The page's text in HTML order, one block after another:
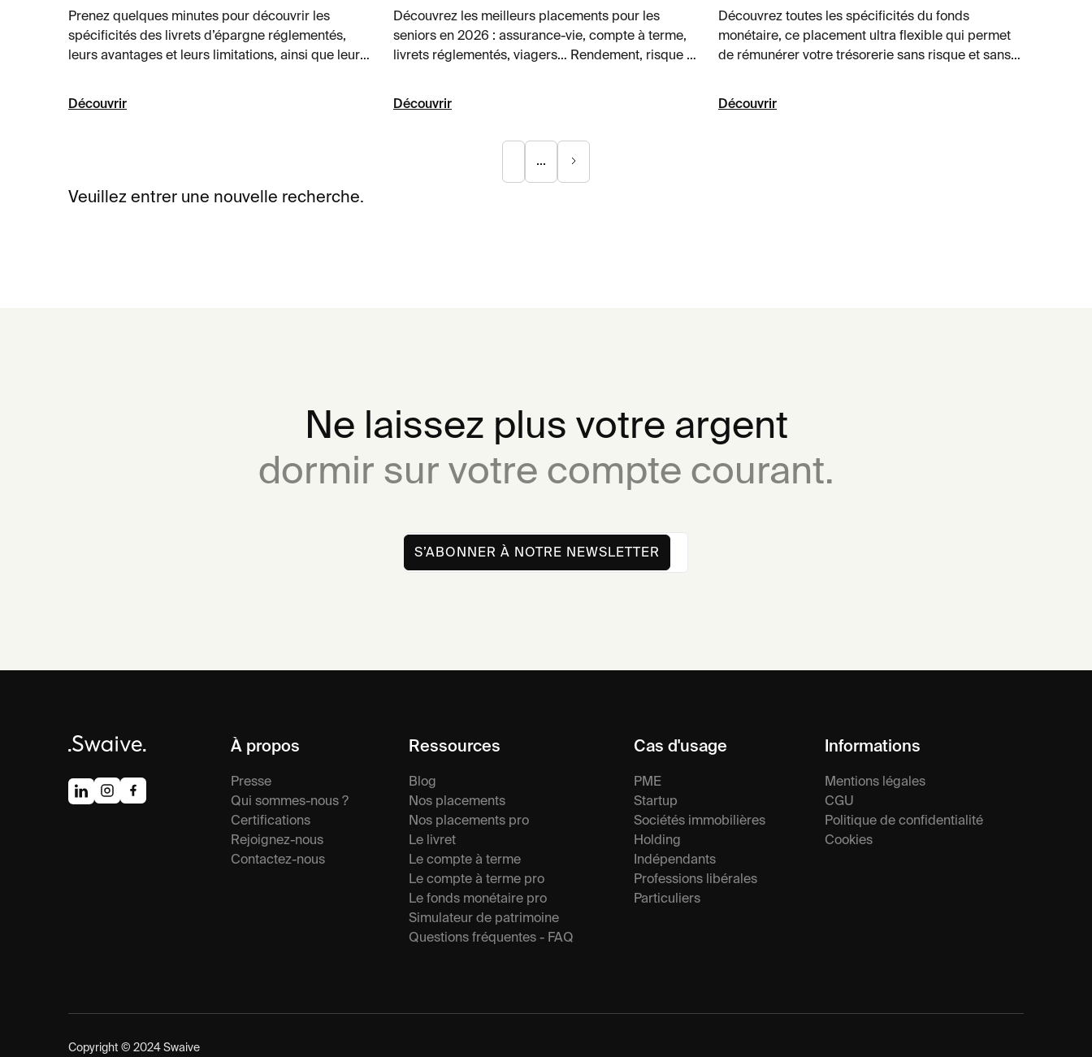
Prenez quelques minutes pour découvrir les
spécificités des livrets d’épargne réglementés,
leurs avantages et leurs limitations, ainsi que leurs
Découvrir
Découvrez les meilleurs placements pour les
seniors en 2026 : assurance-vie, compte à terme,
livrets réglementés, viagers… Rendement, risque et
Découvrir
Découvrez toutes les spécificités du fonds
monétaire, ce placement ultra flexible qui permet
de rémunérer votre trésorerie sans risque et sans
Découvrir
...
Veuillez entrer une nouvelle recherche.
Ne laissez plus votre argent
dormir sur votre compte courant.
À propos
Presse
Qui sommes-nous ?
Certifications
Rejoignez-nous
Contactez-nous
Ressources
Blog
Nos placements
Nos placements pro
Le livret
Le compte à terme
Le compte à terme pro
Le fonds monétaire pro
Simulateur de patrimoine
Questions fréquentes - FAQ
Cas d'usage
PME
Startup
Sociétés immobilières
Holding
Indépendants
Professions libérales
Particuliers
Informations
Mentions légales
CGU
Politique de confidentialité
Cookies
Copyright © 2024 Swaive